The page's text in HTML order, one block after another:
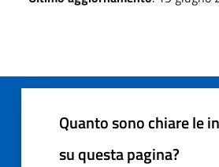
Quanto sono chiare le
su questa pagina?